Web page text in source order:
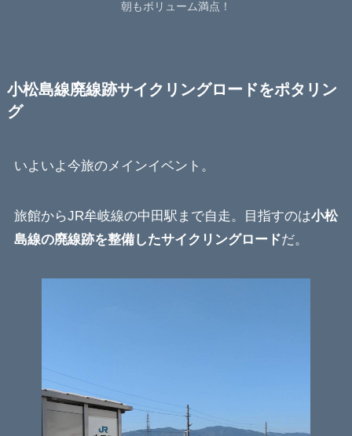
朝もボリューム満点！
小松島線廃線跡サイクリングロードをポタリン
グ
いよいよ今旅のメインイベント。
旅館からJR牟岐線の中田駅まで自走。目指すのは小松
島線の廃線跡を整備したサイクリングロードだ。